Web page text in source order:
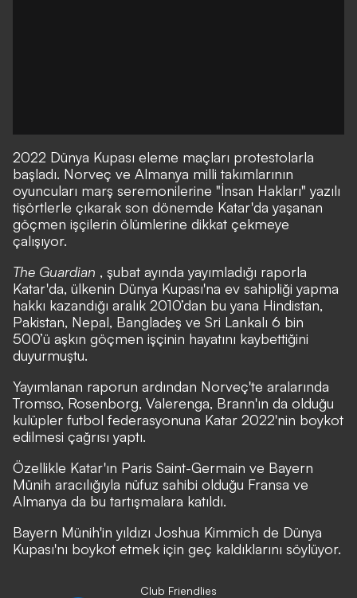
2022 Dünya Kupası eleme maçları protestolarla
başladı. Norveç ve Almanya milli takımlarının
oyuncuları marş seremonilerine "İnsan Hakları" yazılı
tişörtlerle çıkarak son dönemde Katar'da yaşanan
göçmen işçilerin ölümlerine dikkat çekmeye
çalışıyor.
The Guardian , şubat ayında yayımladığı raporla
Katar'da, ülkenin Dünya Kupası'na ev sahipliği yapma
hakkı kazandığı aralık 2010’dan bu yana Hindistan,
Pakistan, Nepal, Bangladeş ve Sri Lankalı 6 bin
500’ü aşkın göçmen işçinin hayatını kaybettiğini
duyurmuştu.
Yayımlanan raporun ardından Norveç'te aralarında
Tromso, Rosenborg, Valerenga, Brann'ın da olduğu
kulüpler futbol federasyonuna Katar 2022'nin boykot
edilmesi çağrısı yaptı.
Özellikle Katar'ın Paris Saint-Germain ve Bayern
Münih aracılığıyla nüfuz sahibi olduğu Fransa ve
Almanya da bu tartışmalara katıldı.
Bayern Münih'in yıldızı Joshua Kimmich de Dünya
Kupası'nı boykot etmek için geç kaldıklarını söylüyor.
Club Friendlies